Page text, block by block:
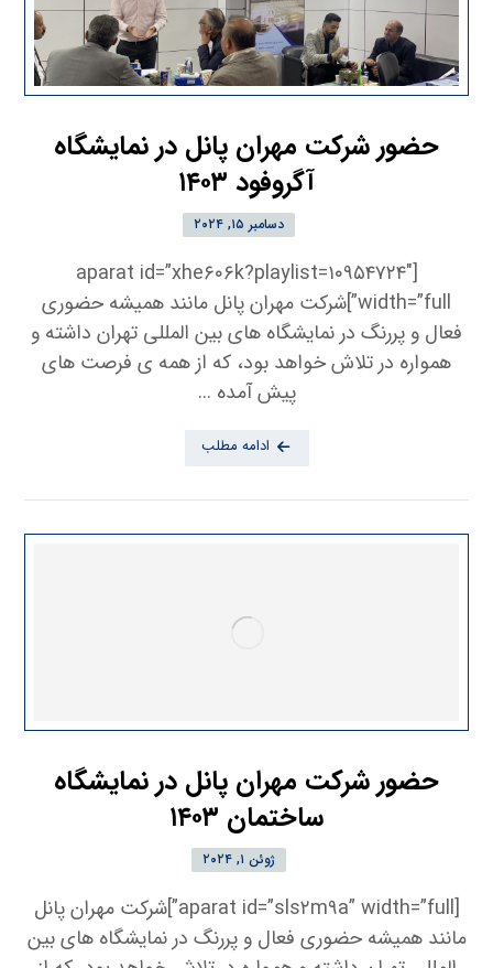
حضور شرکت مهران پانل در نمایشگاه
آگروفود ۱۴۰۳
دسامبر ۱۵, ۲۰۲۴
[aparat id=”xhe۶۰۶k?playlist=۱۰۹۵۴۷۲۴″
width=”full”]شرکت مهران پانل مانند همیشه حضوری
فعال و پررنگ در نمایشگاه های بین المللی تهران داشته و
همواره در تلاش خواهد بود، که از همه ی فرصت های
پیش آمده ...
ادامه مطلب
حضور شرکت مهران پانل در نمایشگاه
ساختمان ۱۴۰۳
ژوئن ۱, ۲۰۲۴
[aparat id=”sls۲m۹a” width=”full”]شرکت مهران پانل
مانند همیشه حضوری فعال و پررنگ در نمایشگاه های بین